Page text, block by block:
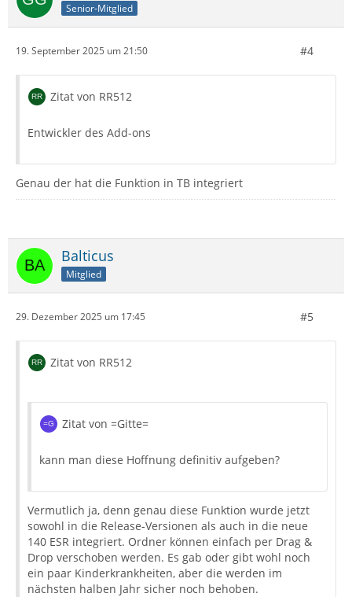
Senior-Mitglied
19. September 2025 um 21:50 #4
Zitat von RR512
Entwickler des Add-ons
Genau der hat die Funktion in TB integriert
Balticus
Mitglied
29. Dezember 2025 um 17:45 #5
Zitat von RR512
Zitat von =Gitte=
kann man diese Hoffnung definitiv aufgeben?
Vermutlich ja, denn genau diese Funktion wurde jetzt
sowohl in die Release-Versionen als auch in die neue
140 ESR integriert. Ordner können einfach per Drag &
Drop verschoben werden. Es gab oder gibt wohl noch
ein paar Kinderkrankheiten, aber die werden im
nächsten halben Jahr sicher noch behoben.